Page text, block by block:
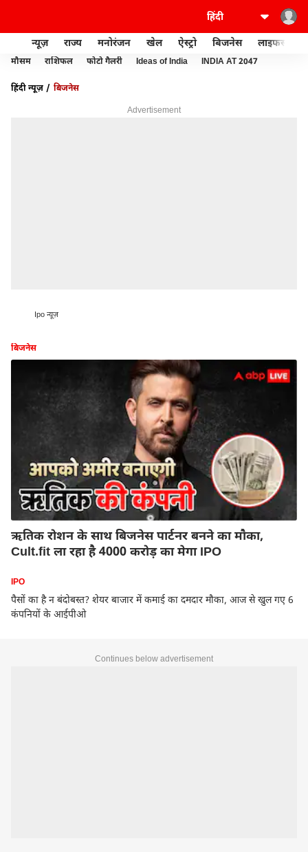
न्यूज़ राज्य मनोरंजन खेल ऐस्ट्रो बिजनेस लाइफस्टाइल
मौसम राशिफल फोटो गैलरी Ideas of India INDIA AT 2047
हिंदी न्यूज़
बिजनेस
Advertisement
Ipo न्यूज़
बिजनेस
ऋतिक रोशन के साथ बिजनेस पार्टनर बनने का मौका,
Cult.fit ला रहा है 4000 करोड़ का मेगा IPO
IPO
पैसों का है न बंदोबस्त? शेयर बाजार में कमाई का दमदार मौका, आज से खुल गए 6
कंपनियों के आईपीओ
Continues below advertisement